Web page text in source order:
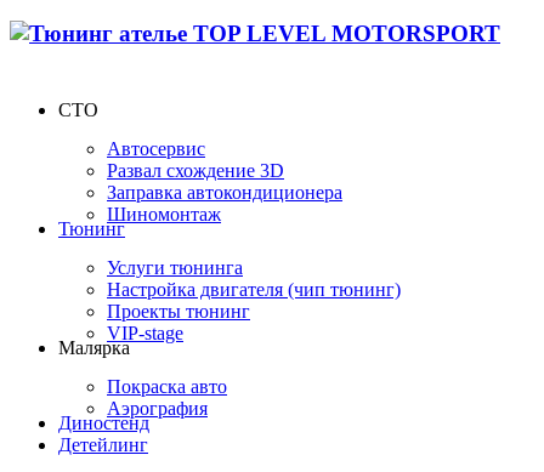
СТО
Автосервис
Развал схождение 3D
Заправка автокондиционера
Шиномонтаж
Тюнинг
Услуги тюнинга
Настройка двигателя (чип тюнинг)
Проекты тюнинг
VIP-stage
Малярка
Покраска авто
Аэрография
Диностенд
Детейлинг